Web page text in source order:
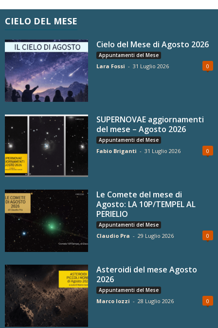
CIELO DEL MESE
Cielo del Mese di Agosto 2026
Appuntamenti del Mese
Lara Fossi - 31 Luglio 2026 0
SUPERNOVAE aggiornamenti
del mese – Agosto 2026
Appuntamenti del Mese
Fabio Briganti - 31 Luglio 2026 0
Le Comete del mese di
Agosto: LA 10P/TEMPEL AL
PERIELIO
Appuntamenti del Mese
Claudio Pra - 29 Luglio 2026 0
Asteroidi del mese Agosto
2026
Appuntamenti del Mese
Marco Iozzi - 28 Luglio 2026 0